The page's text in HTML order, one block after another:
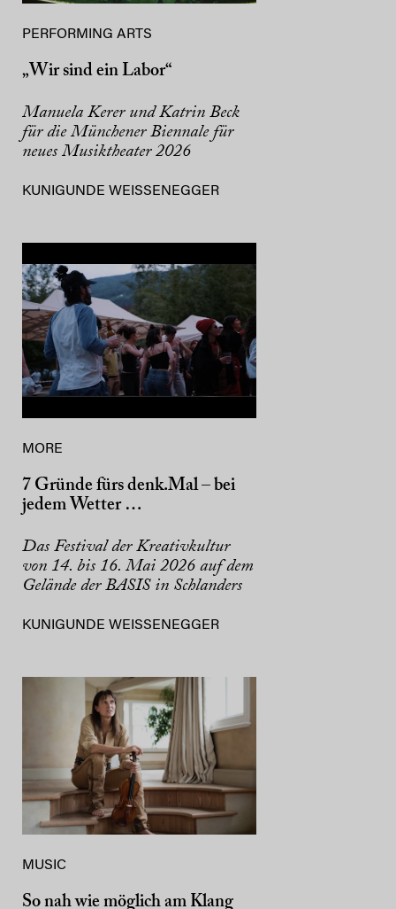
PERFORMING ARTS
„Wir sind ein Labor“
Manuela Kerer und Katrin Beck
für die Münchener Biennale für
neues Musiktheater 2026
KUNIGUNDE WEISSENEGGER
MORE
7 Gründe fürs denk.Mal – bei
jedem Wetter …
Das Festival der Kreativkultur
von 14. bis 16. Mai 2026 auf dem
Gelände der BASIS in Schlanders
KUNIGUNDE WEISSENEGGER
MUSIC
So nah wie möglich am Klang